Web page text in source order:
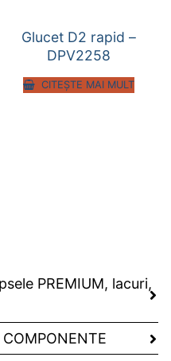
Glucet D2 rapid –
DPV2258
CITEȘTE MAI MULT
PREMIUM, lacuri,